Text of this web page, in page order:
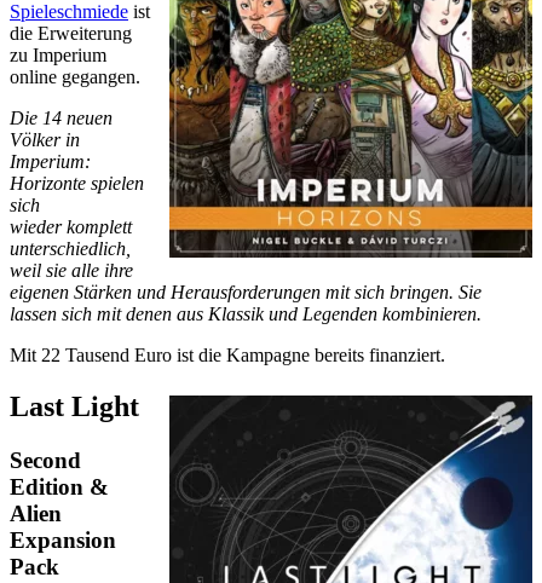
Spieleschmiede ist
die Erweiterung
zu Imperium
online gegangen.
Die 14 neuen
Völker in
Imperium:
Horizonte spielen
sich
wieder komplett
unterschiedlich,
weil sie alle ihre
eigenen Stärken und Herausforderungen mit sich bringen. Sie
lassen sich mit denen aus Klassik und Legenden kombinieren.
Mit 22 Tausend Euro ist die Kampagne bereits finanziert.
Last Light
Second
Edition &
Alien
Expansion
Pack